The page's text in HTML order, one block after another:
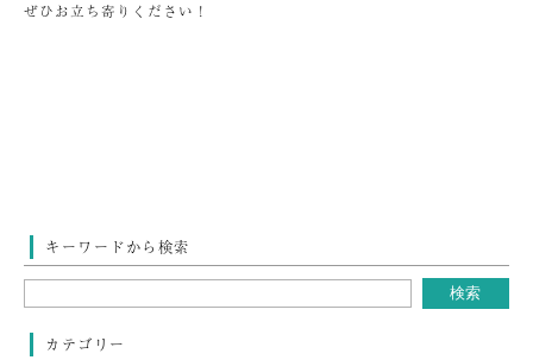
ぜひお立ち寄りください！
キーワードから検索
カテゴリー